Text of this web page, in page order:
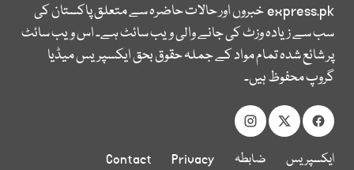
express.pkخبروں اور حالات حاضرہ سے متعلق پاکستان کی
سب سے زیادہ وزٹ کی جانے والی ویب سائٹ ہے۔ اس ویب سائٹ
پر شائع شدہ تمام مواد کے جملہ حقوق بحق ایکسپریس میڈیا
گروپ محفوظ ہیں۔
ایکسپریس
ضابطہ
Privacy
Contact